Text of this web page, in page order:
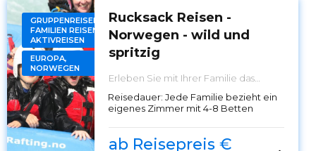
GRUPPENREISEN,
FAMILIEN REISEN,
AKTIVREISEN
EUROPA,
NORWEGEN
Rucksack Reisen -
Norwegen - wild und
spritzig
Erleben Sie mit Ihrer Familie das
Sie spritzige Flussfahrten und wilde
Natur. Buchen Sie jetzt für
Reisedauer: Jede Familie bezieht ein
eigenes Zimmer mit 4-8 Betten
ab Reisepreis €